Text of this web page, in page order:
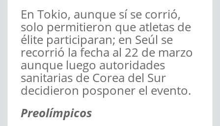
En Tokio, aunque sí se corrió,
solo permitieron que atletas de
élite participaran; en Seúl se
recorrió la fecha al 22 de marzo
aunque luego autoridades
sanitarias de Corea del Sur
decidieron posponer el evento.
Preolímpicos